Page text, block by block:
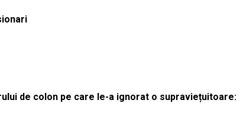
de colon pe care le-a ignorat o supraviețuitoare: